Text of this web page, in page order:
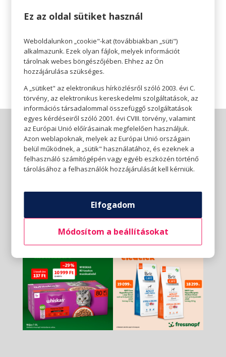
Érzékenység? Allergiák? Gondoskodj kedvenced egyedi
tartósan kedvező áron
Részletek:https://www.fressnapf.hu/BRIT
Ez az oldal sütiket használ
Weboldalunkon „cookie"-kat (továbbiakban „süti")
alkalmazunk. Ezek olyan fájlok, melyek információt
tárolnak webes böngészőjében. Ehhez az Ön
hozzájárulása szükséges.
A „sütiket" az elektronikus hírközlésről szóló 2003. évi C.
törvény, az elektronikus kereskedelmi szolgáltatások, az
információs társadalommal összefüggő szolgáltatások
egyes kérdéseiről szóló 2001. évi CVIII. törvény, valamint
az Európai Unió előírásainak megfelelően használjuk.
Azon weblapoknak, melyek az Európai Unió országain
belül működnek, a „sütik" használatához, és ezeknek a
felhasználó számítógépén vagy egyéb eszközén történő
tárolásához a felhasználók hozzájárulását kell kérniük.
Elfogadom
Módosítom a beállításokat